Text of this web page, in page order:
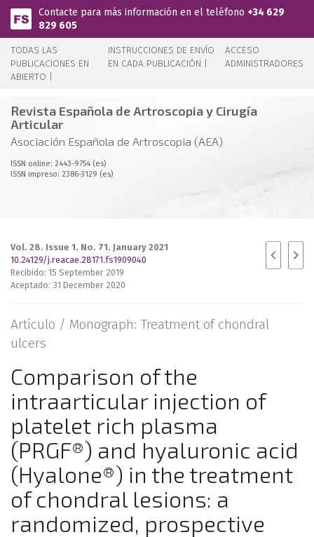
Pasar al contenido principal
Contacte para más información en el teléfono +34 629
829 605
TODAS LAS
PUBLICACIONES EN
ABIERTO |
INSTRUCCIONES DE ENVÍO
EN CADA PUBLICACIÓN |
ACCESO
ADMINISTRADORES
Revista Española de Artroscopia y Cirugía
Articular
Asociación Española de Artroscopia (AEA)
ISSN online: 2443-9754 (es)
ISSN impreso: 2386-3129 (es)
Vol. 28. Issue 1. No. 71. January 2021
10.24129/j.reacae.28171.fs1909040
Recibido: 15 September 2019
Aceptado: 31 December 2020
Artículo / Monograph: Treatment of chondral
ulcers
Comparison of the
intraarticular injection of
platelet rich plasma
(PRGF®) and hyaluronic acid
(Hyalone®) in the treatment
of chondral lesions: a
randomized, prospective